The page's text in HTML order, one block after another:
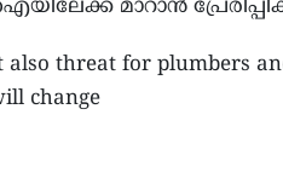
മാറാൻ
also threat for plumbers
change